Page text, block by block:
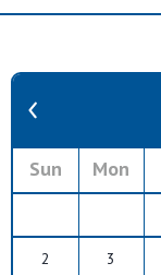
Sun Mon
2 3